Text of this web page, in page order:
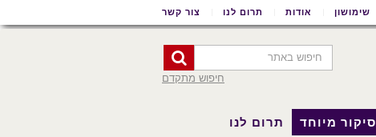
שימושון אודות תרום לנו צור קשר
חיפוש מתקדם
סיקור מיוחד תרום לנו